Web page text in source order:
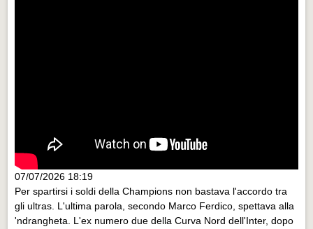
07/07/2026 18:19
Per spartirsi i soldi della Champions non bastava l'accordo tra
gli ultras. L'ultima parola, secondo Marco Ferdico, spettava alla
'ndrangheta. L'ex numero due della Curva Nord dell'Inter, dopo